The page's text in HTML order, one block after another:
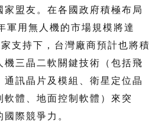
家盟友。在各國政府積極布局
軍用無人機的市場規模將達
支持下，台灣廠商預計也將積
機三晶二軟關鍵技術（包括飛
通訊晶片及模組、衛星定位晶
軟體、地面控制軟體）來突
際競爭力。